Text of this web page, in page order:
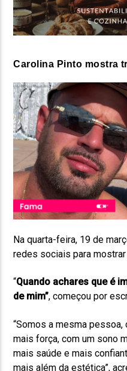
Carolina Pinto mostra
Na quarta-feira, 19 de
redes sociais para
“Quando achares que é
de mim”, começou por
“Somos a mesma
mais força, com um sono
mais saúde e mais
mais além da estética”,